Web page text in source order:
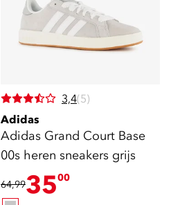
3,4(5)
Adidas
Adidas Grand Court Base
00s heren sneakers grijs
64,993500